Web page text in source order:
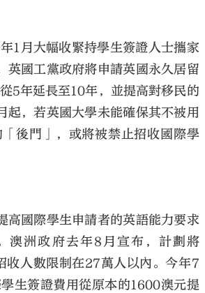
1月大幅收緊持學生簽證人士攜家
英國工黨政府將申請英國永久居留
5年延長至10年，並提高對移民的
起，若英國大學未能確保其不被用
後門」，或將被禁止招收國際學
高國際學生申請者的英語能力要求
澳洲政府去年8月宣布，計劃將
收人數限制在27萬人以內。今年7
生簽證費用從原本的1600澳元提